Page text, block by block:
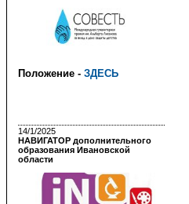
Положение - ЗДЕСЬ
14/1/2025
НАВИГАТОР дополнительного
образования Ивановской
области